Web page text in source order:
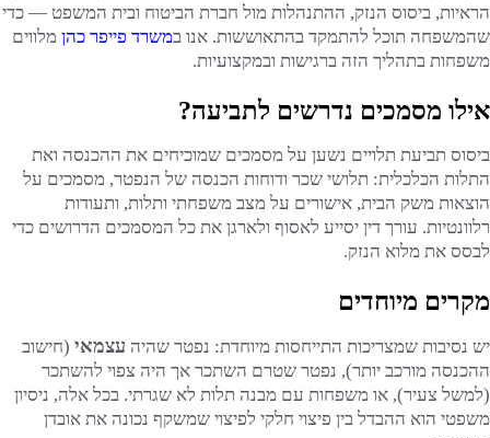
הראיות, ביסוס הנזק, ההתנהלות מול חברת הביטוח ובית המשפט — כדי
שהמשפחה תוכל להתמקד בהתאוששות. אנו במשרד פייפר כהן מלווים
משפחות בתהליך הזה ברגישות ובמקצועיות.
אילו מסמכים נדרשים לתביעה?
ביסוס תביעת תלויים נשען על מסמכים שמוכיחים את ההכנסה ואת
התלות הכלכלית: תלושי שכר ודוחות הכנסה של הנפטר, מסמכים על
הוצאות משק הבית, אישורים על מצב משפחתי ותלות, ותעודות
רלוונטיות. עורך דין יסייע לאסוף ולארגן את כל המסמכים הדרושים כדי
לבסס את מלוא הנזק.
מקרים מיוחדים
יש נסיבות שמצריכות התייחסות מיוחדת: נפטר שהיה עצמאי (חישוב
ההכנסה מורכב יותר), נפטר שטרם השתכר אך היה צפוי להשתכר
(למשל צעיר), או משפחות עם מבנה תלות לא שגרתי. בכל אלה, ניסיון
משפטי הוא ההבדל בין פיצוי חלקי לפיצוי שמשקף נכונה את אובדן